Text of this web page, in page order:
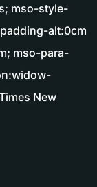
mso-style-
alt:0cm
mso-para-
New